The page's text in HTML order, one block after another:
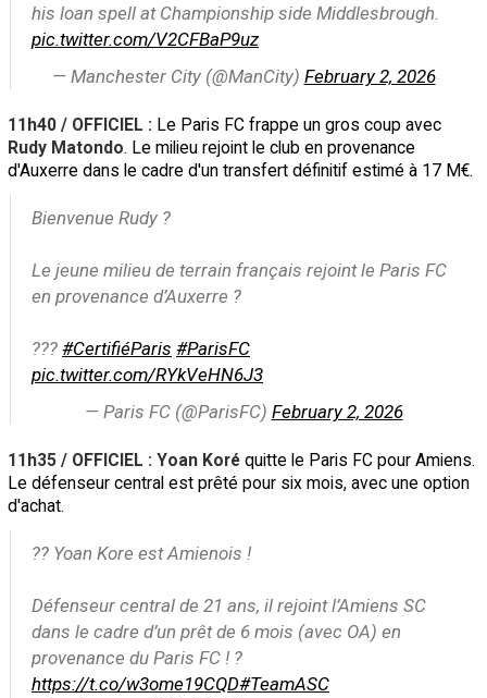
his loan spell at Championship side Middlesbrough.
pic.twitter.com/V2CFBaP9uz
— Manchester City (@ManCity) February 2, 2026
11h40 / OFFICIEL : Le Paris FC frappe un gros coup avec
Rudy Matondo. Le milieu rejoint le club en provenance
d'Auxerre dans le cadre d'un transfert définitif estimé à 17 M€.
Bienvenue Rudy ?
Le jeune milieu de terrain français rejoint le Paris FC
en provenance d’Auxerre ?
??? #CertifiéParis #ParisFC
pic.twitter.com/RYkVeHN6J3
— Paris FC (@ParisFC) February 2, 2026
11h35 / OFFICIEL : Yoan Koré quitte le Paris FC pour Amiens.
Le défenseur central est prêté pour six mois, avec une option
d'achat.
?? Yoan Kore est Amienois !
Défenseur central de 21 ans, il rejoint l’Amiens SC
dans le cadre d’un prêt de 6 mois (avec OA) en
provenance du Paris FC ! ?
https://t.co/w3ome19CQD#TeamASC